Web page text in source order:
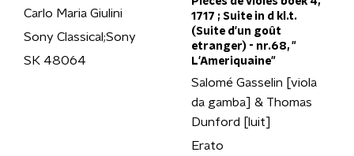
Carlo Maria Giulini
Sony Classical;Sony
SK 48064
1717 ; Suite in d kl.t.
(Suite d'un goût
etranger) - nr.68, "
L'Ameriquaine"
Salomé Gasselin [viola
da gamba] & Thomas
Dunford [luit]
Erato